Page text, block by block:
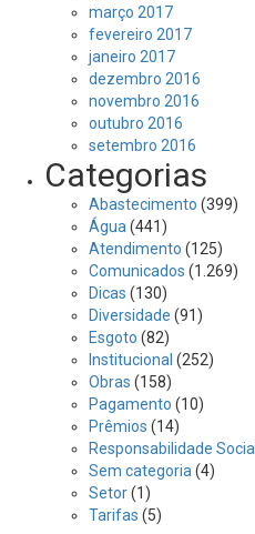
março 2017
fevereiro 2017
janeiro 2017
dezembro 2016
novembro 2016
outubro 2016
setembro 2016
Categorias
Abastecimento (399)
Água (441)
Atendimento (125)
Comunicados (1.269)
Dicas (130)
Diversidade (91)
Esgoto (82)
Institucional (252)
Obras (158)
Pagamento (10)
Prêmios (14)
Responsabilidade Social
Sem categoria (4)
Setor(1)
Tarifas (5)